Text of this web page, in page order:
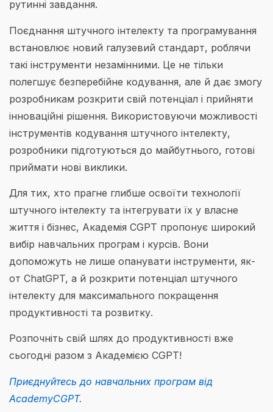
рутинні завдання.
Поєднання штучного інтелекту та програмування
встановлює новий галузевий стандарт, роблячи
такі інструменти незамінними. Це не тільки
полегшує безперебійне кодування, але й дає змогу
розробникам розкрити свій потенціал і прийняти
інноваційні рішення. Використовуючи можливості
інструментів кодування штучного інтелекту,
розробники підготуються до майбутнього, готові
приймати нові виклики.
Для тих, хто прагне глибше освоїти технології
штучного інтелекту та інтегрувати їх у власне
життя і бізнес, Академія CGPT пропонує широкий
вибір навчальних програм і курсів. Вони
допоможуть не лише опанувати інструменти, як-
от ChatGPT, а й розкрити потенціал штучного
інтелекту для максимального покращення
продуктивності та розвитку.
Розпочніть свій шлях до продуктивності вже
сьогодні разом з Академією CGPT!
Приєднуйтесь до навчальних програм від
AcademyCGPT.